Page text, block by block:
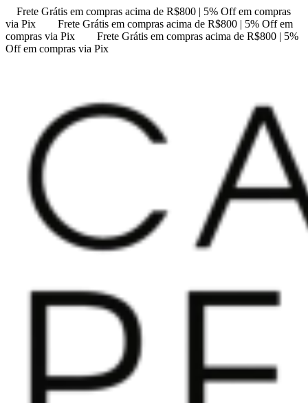
Frete Grátis em compras acima de R$800 | 5% Off em compras
via Pix
Frete Grátis em compras acima de R$800 | 5% Off em
compras via Pix
Frete Grátis em compras acima de R$800 | 5%
Off em compras via Pix